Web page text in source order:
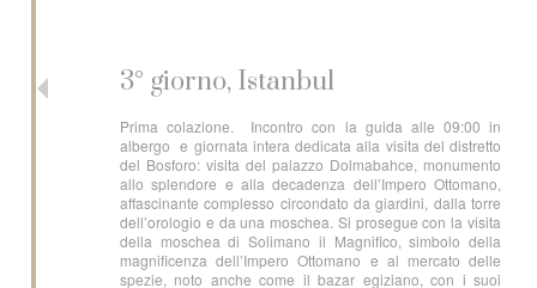
3° giorno, Istanbul
Prima colazione. Incontro con la guida alle 09:00 in
albergo e giornata intera dedicata alla visita del distretto
del Bosforo: visita del palazzo Dolmabahce, monumento
allo splendore e alla decadenza dell’Impero Ottomano,
affascinante complesso circondato da giardini, dalla torre
dell’orologio e da una moschea. Si prosegue con la visita
della moschea di Solimano il Magnifico, simbolo della
magnificenza dell’Impero Ottomano e al mercato delle
spezie, noto anche come il bazar egiziano, con i suoi